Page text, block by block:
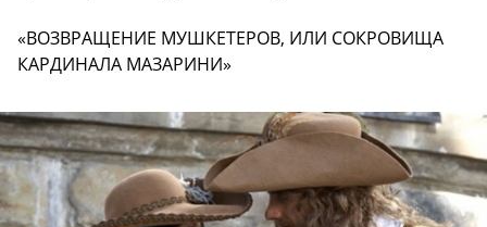
«ВОЗВРАЩЕНИЕ МУШКЕТЕРОВ, ИЛИ СОКРОВИЩА
КАРДИНАЛА МАЗАРИНИ»